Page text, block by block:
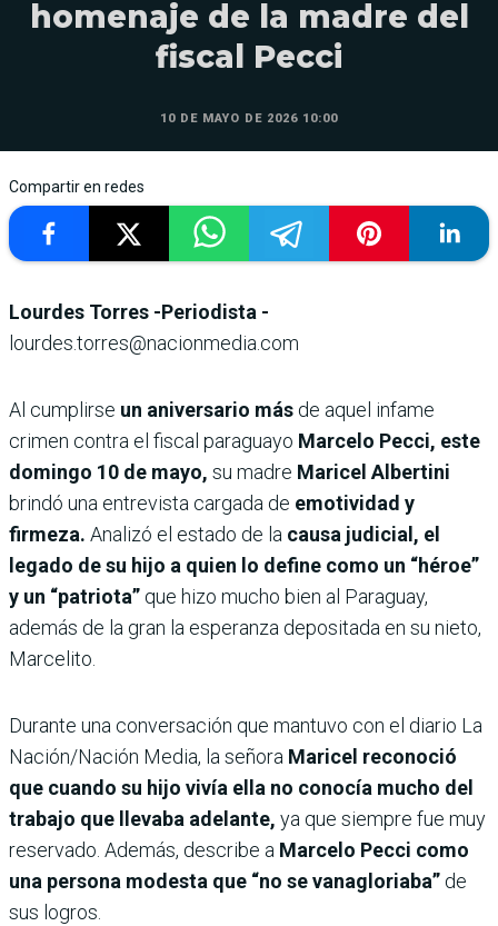
homenaje de la madre del
fiscal Pecci
10 DE MAYO DE 2026 10:00
Compartir en redes
Lourdes Torres -Periodista -
lourdes.torres@nacionmedia.com
Al cumplirse un aniversario más de aquel infame
crimen contra el fiscal paraguayo Marcelo Pecci, este
domingo 10 de mayo, su madre Maricel Albertini
brindó una entrevista cargada de emotividad y
firmeza. Analizó el estado de la causa judicial, el
legado de su hijo a quien lo define como un “héroe”
y un “patriota” que hizo mucho bien al Paraguay,
además de la gran la esperanza depositada en su nieto,
Marcelito.
Durante una conversación que mantuvo con el diario La
Nación/Nación Media, la señora Maricel reconoció
que cuando su hijo vivía ella no conocía mucho del
trabajo que llevaba adelante, ya que siempre fue muy
reservado. Además, describe a Marcelo Pecci como
una persona modesta que “no se vanagloriaba” de
sus logros.